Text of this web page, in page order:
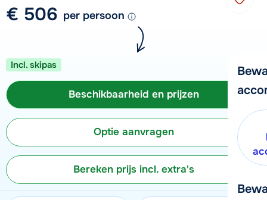
€ 506 per persoon
Incl. skipas
Beschikbaarheid en prijzen
Optie aanvragen
Bereken prijs incl. extra's